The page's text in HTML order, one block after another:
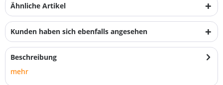
Ähnliche Artikel
Kunden haben sich ebenfalls angesehen
Beschreibung
mehr